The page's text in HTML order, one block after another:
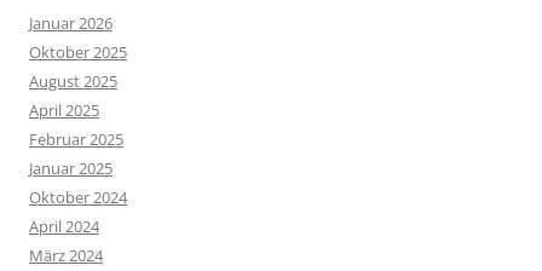
Januar 2026
Oktober 2025
August 2025
April 2025
Februar 2025
Januar 2025
Oktober 2024
April 2024
März 2024